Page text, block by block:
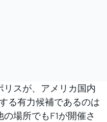
スが、アメリカ国内
る有力候補であるのは
場所でもF1が開催さ